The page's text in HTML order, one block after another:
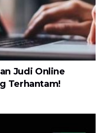
Judi Online
Terhantam!